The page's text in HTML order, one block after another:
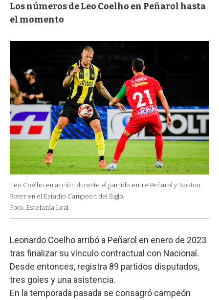
Los números de Leo Coelho en Peñarol hasta
el momento
Leo Coelho en acción durante el partido entre Peñarol y Boston
River en el Estadio Campeón del Siglo.
Foto: Estefanía Leal.
Leonardo Coelho arribó a Peñarol en enero de 2023
tras finalizar su vínculo contractual con Nacional.
Desde entonces, registra 89 partidos disputados,
tres goles y una asistencia.
En la temporada pasada se consagró campeón